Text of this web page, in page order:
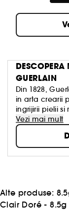
GUERLAIN
Din 1828,
in arta crearii
ingrijirii pielii si
legendare,
reprezinta
Echipele
fiecare zi
frumusetii
Vezi mai mult
Alte produse:
Clair Doré - 8.5g